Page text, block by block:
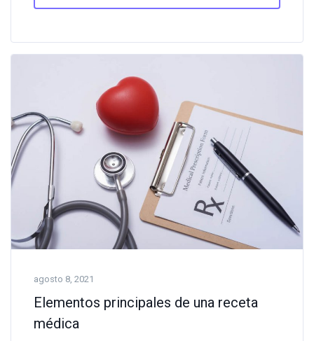
agosto 8, 2021
Elementos principales de una receta
médica